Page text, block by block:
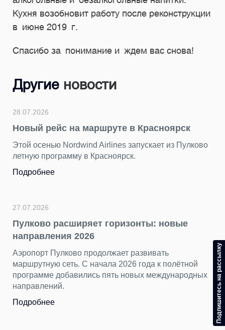
Кухня возобновит работу после реконструкции
в июне 2019 г.
Спасибо за понимание и ждем вас снова!
Другие новости
28.07.2026
Новый рейс на маршруте в Красноярск
Этой осенью Nordwind Airlines запускает из Пулково
летную программу в Красноярск.
Подробнее
27.07.2026
Пулково расширяет горизонты: новые
направления 2026
Аэропорт Пулково продолжает развивать
маршрутную сеть. С начала 2026 года к полётной
программе добавились пять новых международных
направлений.
Подробнее
Подпишитесь на рассылку